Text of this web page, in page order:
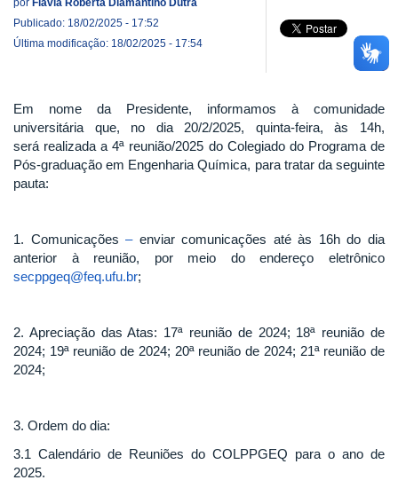
por Flávia Roberta Diamantino Dutra
Publicado: 18/02/2025 - 17:52
Última modificação: 18/02/2025 - 17:54
Em nome da Presidente, informamos à comunidade
universitária que, no dia 20/2/2025, quinta-feira, às 14h,
será realizada a 4ª reunião/2025 do Colegiado do Programa de
Pós-graduação em Engenharia Química, para tratar da seguinte
pauta:
1. Comunicações– enviar comunicações até às 16h do dia
anterior à reunião, por meio do endereço eletrônico
secppgeq@feq.ufu.br;
2. Apreciação das Atas: 17ª reunião de 2024; 18ª reunião de
2024; 19ª reunião de 2024; 20ª reunião de 2024; 21ª reunião de
2024;
3. Ordem do dia:
3.1 Calendário de Reuniões do COLPPGEQ para o ano de
2025.